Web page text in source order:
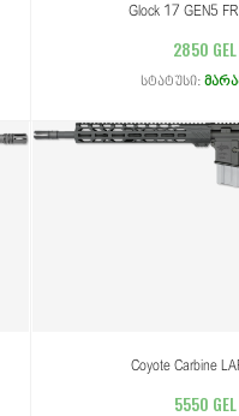
Glock 17 GEN5
2850 GEL
სტატუსი:
Coyote Carbine
5550 GEL